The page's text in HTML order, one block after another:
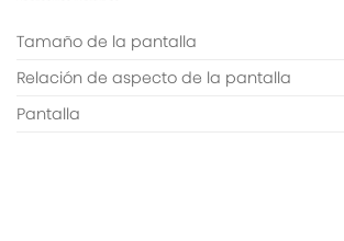
Tamaño de la pantalla
Relación de aspecto de la pantalla
Pantalla